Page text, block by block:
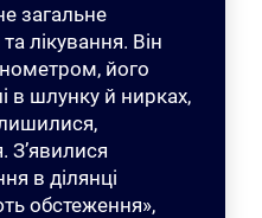
загальне
лікування. Він
його
в шлунку й нирках,
З’явилися
в ділянці
обстеження»,